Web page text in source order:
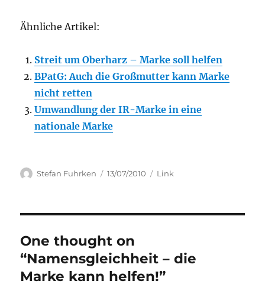
Ähnliche Artikel:
Streit um Oberharz – Marke soll helfen
BPatG: Auch die Großmutter kann Marke
nicht retten
Umwandlung der IR-Marke in eine
nationale Marke
Author
Stefan Fuhrken
Posted
13/07/2010 Categories
Link
One thought on
“Namensgleichheit – die
Marke kann helfen!”